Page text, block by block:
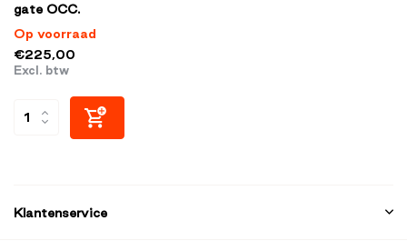
gate OCC.
Op voorraad
€225,00
Excl. btw
Klantenservice